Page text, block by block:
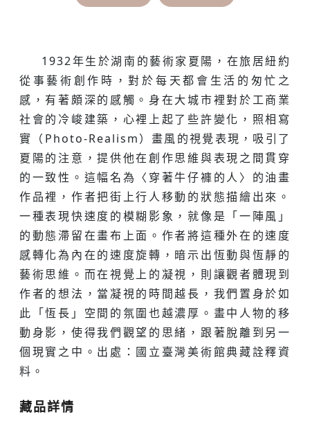
1932年生於湖南的藝術家夏陽，在旅居紐約
從事藝術創作時，對於每天都會生活的匆忙之
感，有著頗深的感觸。身在大城市裡對於工商業
社會的冷峻建築，心裡上起了些許變化，照相寫
實（Photo-Realism）畫風的視覺表現，吸引了
夏陽的注意，提供他在創作思維與表現之間貫穿
的一致性。這幅名為〈穿著牛仔褲的人〉的油畫
作品裡，作者把街上行人移動的狀態描繪出來。
一種表現快速度的模糊影象，就像是「一陣風」
的動態滯留在畫布上面。作者將這種外在的速度
感轉化為內在的速度旋轉，暗示出恆動與恆靜的
藝術思維。而在視覺上的凝視，則讓觀者體現到
作者的想法，當凝視的時間越長，我們置身於如
此「恆長」空間的氛圍也越濃厚。畫中人物的移
動身影，使得我們觀望的思緒，跟著脫離到另一
個現實之中。出處：國立臺灣美術館典藏詮釋資
料。
藏品詳情